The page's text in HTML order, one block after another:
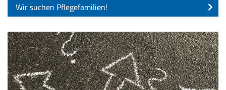
Wir suchen Pflegefamilien!